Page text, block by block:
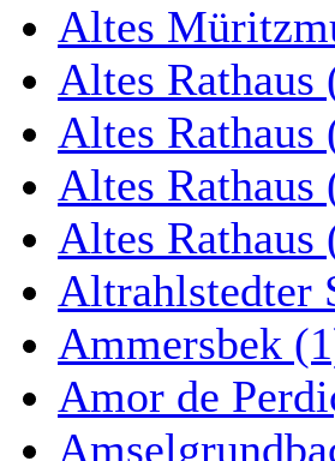
Altes
Altes Rathaus
Altes Rathaus
Altes Rathaus
Altes Rathaus
Altrahlstedter
Ammersbek
Amor de